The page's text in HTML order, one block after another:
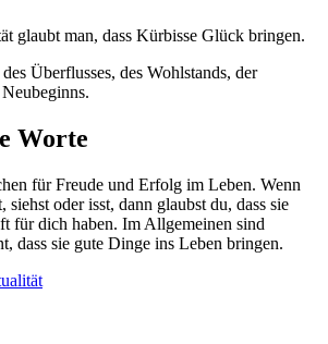
glaubt man, dass Kürbisse Glück bringen.
Überflusses, des Wohlstands, der
Worte
für Freude und Erfolg im Leben. Wenn
siehst oder isst, dann glaubst du, dass sie
für dich haben. Im Allgemeinen sind
dass sie gute Dinge ins Leben bringen.